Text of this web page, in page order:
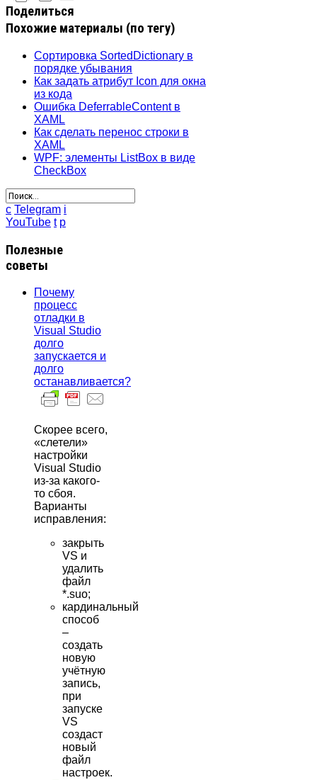
Поделиться
Похожие материалы (по тегу)
Сортировка SortedDictionary в
порядке убывания
Как задать атрибут Icon для окна
из кода
Ошибка DeferrableContent в
XAML
Как сделать перенос строки в
XAML
WPF: элементы ListBox в виде
CheckBox
c Telegram i
YouTube t p
Полезные
советы
Почему
процесс
отладки в
Visual Studio
долго
запускается и
долго
останавливается?
Скорее всего,
«слетели»
настройки
Visual Studio
из-за какого-
то сбоя.
Варианты
исправления:
закрыть
VS и
удалить
файл
*.suo;
кардинальный
способ
–
создать
новую
учётную
запись,
при
запуске
VS
создаст
новый
файл
настроек.